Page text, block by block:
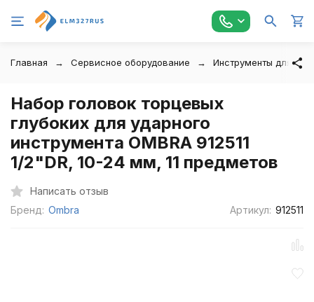
Главная Сервисное оборудование Инструменты для
Набор головок торцевых
глубоких для ударного
инструмента OMBRA 912511
1/2"DR, 10-24 мм, 11 предметов
Написать отзыв
Бренд: Ombra Артикул: 912511